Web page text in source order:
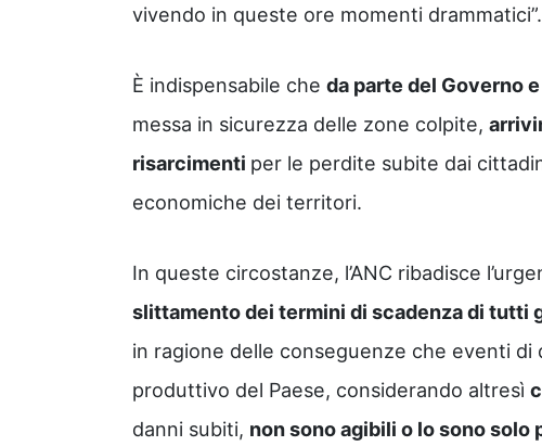
vivendo in queste ore momenti drammatici”.
È indispensabile che da parte del Governo
messa in sicurezza delle zone colpite,
risarcimenti per le perdite subite dai
economiche dei territori.
In queste circostanze, l’ANC ribadisce
slittamento dei termini di scadenza di tutti
in ragione delle conseguenze che eventi
produttivo del Paese, considerando altresì
danni subiti, non sono agibili o lo sono solo